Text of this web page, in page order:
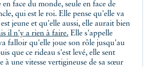
en face du monde, seule en face de
qui est le roi. Elle pense qu'elle va
jeune et qu'elle aussi, elle aurait bien
il n'y a rien à faire. Elle s'appelle
falloir qu'elle joue son rôle jusqu'au
que ce rideau s'est levé, elle sent
à une vitesse vertigineuse de sa sœur